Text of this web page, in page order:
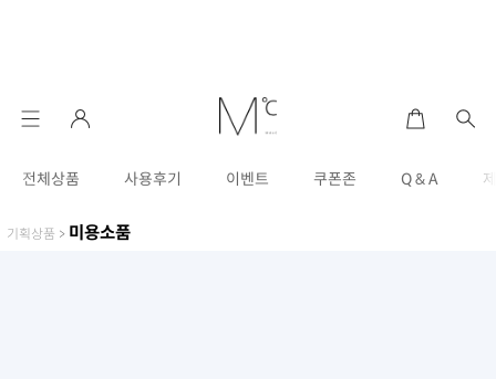
전체상품 사용후기 이벤트 쿠폰존 Q & A
기획상품 > 미용소품